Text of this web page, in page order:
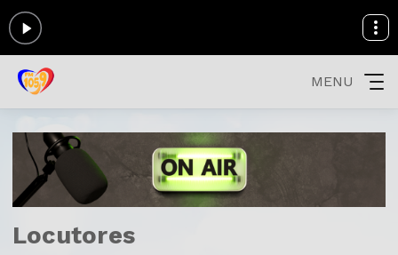
MENU
Locutores